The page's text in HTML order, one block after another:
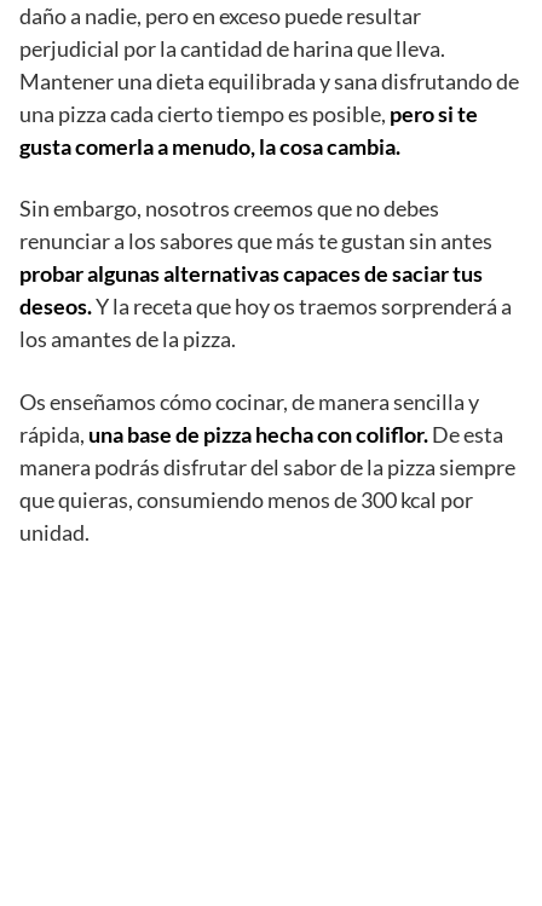
daño a nadie, pero en exceso puede resultar
perjudicial por la cantidad de harina que lleva.
Mantener una dieta equilibrada y sana disfrutando de
una pizza cada cierto tiempo es posible, pero si te
gusta comerla a menudo, la cosa cambia.
Sin embargo, nosotros creemos que no debes
renunciar a los sabores que más te gustan sin antes
probar algunas alternativas capaces de saciar tus
deseos.Y la receta que hoy os traemos sorprenderá a
los amantes de la pizza.
Os enseñamos cómo cocinar, de manera sencilla y
rápida, una base de pizza hecha con coliflor.De esta
manera podrás disfrutar del sabor de la pizza siempre
que quieras, consumiendo menos de 300 kcal por
unidad.